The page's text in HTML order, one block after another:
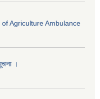
Agriculture Ambulance
।